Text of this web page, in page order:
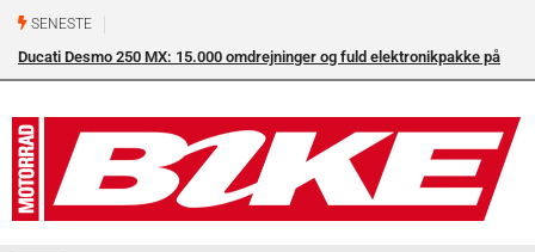
SENESTE
Ducati Desmo 250 MX: 15.000 omdrejninger og fuld elektronikpakke på